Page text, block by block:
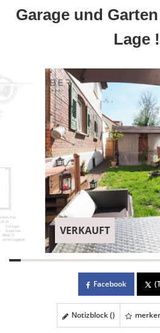
Garage und
Lage !
VERKAUFT
Facebook
Notizblock ()